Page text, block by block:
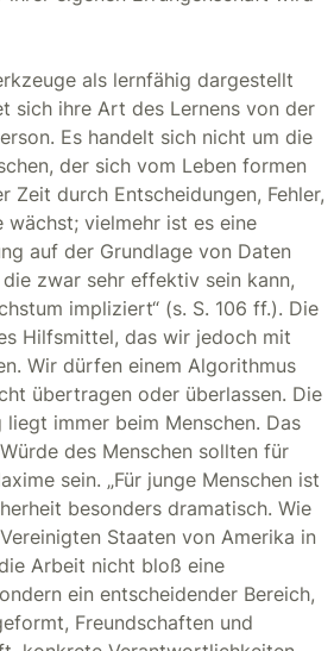
als lernfähig dargestellt
sich ihre Art des Lernens von der
Es handelt sich nicht um die
der sich vom Leben formen
Zeit durch Entscheidungen, Fehler,
wächst; vielmehr ist es eine
auf der Grundlage von Daten
zwar sehr effektiv sein kann,
impliziert“ (s. S. 106 ff.). Die
Hilfsmittel, das wir jedoch mit
Wir dürfen einem Algorithmus
übertragen oder überlassen. Die
immer beim Menschen. Das
des Menschen sollten für
sein. „Für junge Menschen ist
besonders dramatisch. Wie
Staaten von Amerika in
Arbeit nicht bloß eine
ein entscheidender Bereich,
Freundschaften und